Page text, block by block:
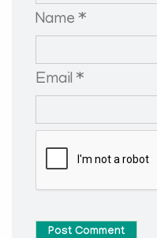
Name *
Email *
Post Comment